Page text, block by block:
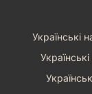
Українські